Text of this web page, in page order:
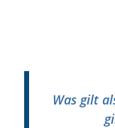
Was gilt